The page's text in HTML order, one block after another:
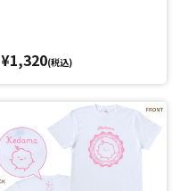
¥1,320(税込)